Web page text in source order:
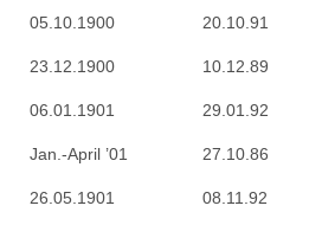
05.10.1900 20.10.91
23.12.1900 10.12.89
06.01.1901 29.01.92
Jan.-April ’01 27.10.86
26.05.1901 08.11.92